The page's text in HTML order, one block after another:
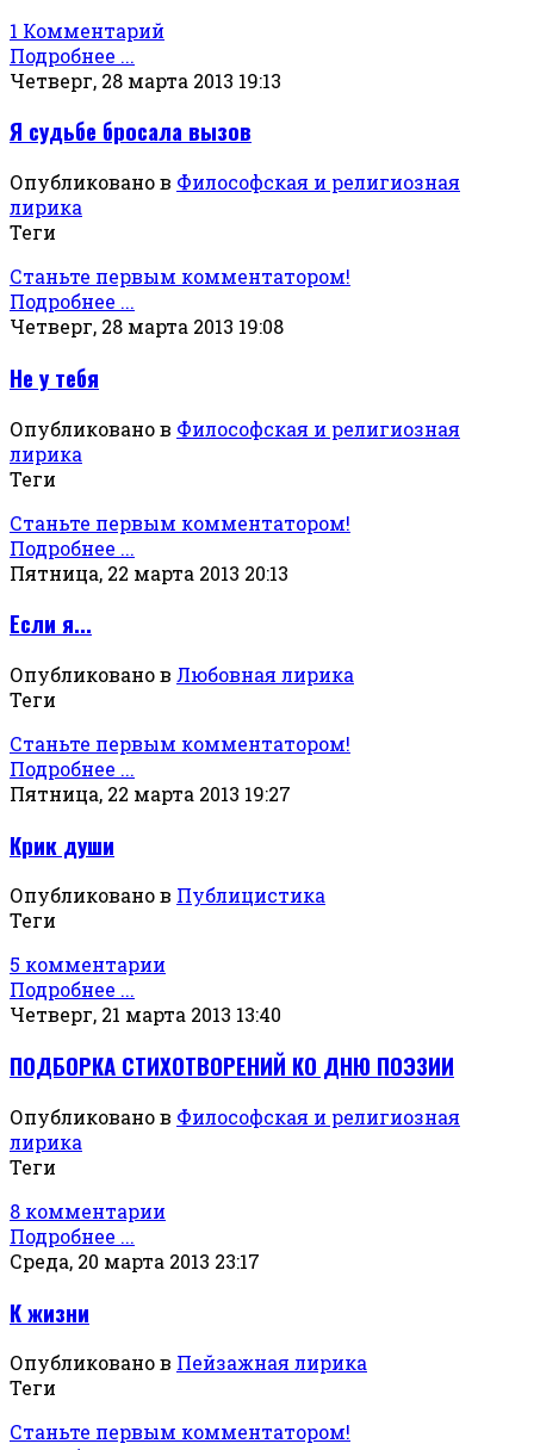
1 Комментарий
Подробнее ...
Четверг, 28 марта 2013 19:13
Я судьбе бросала вызов
Опубликовано в Философская и религиозная
лирика
Теги
Станьте первым комментатором!
Подробнее ...
Четверг, 28 марта 2013 19:08
Не у тебя
Опубликовано в Философская и религиозная
лирика
Теги
Станьте первым комментатором!
Подробнее ...
Пятница, 22 марта 2013 20:13
Если я...
Опубликовано в Любовная лирика
Теги
Станьте первым комментатором!
Подробнее ...
Пятница, 22 марта 2013 19:27
Крик души
Опубликовано в Публицистика
Теги
5 комментарии
Подробнее ...
Четверг, 21 марта 2013 13:40
ПОДБОРКА СТИХОТВОРЕНИЙ КО ДНЮ ПОЭЗИИ
Опубликовано в Философская и религиозная
лирика
Теги
8 комментарии
Подробнее ...
Среда, 20 марта 2013 23:17
К жизни
Опубликовано в Пейзажная лирика
Теги
Станьте первым комментатором!